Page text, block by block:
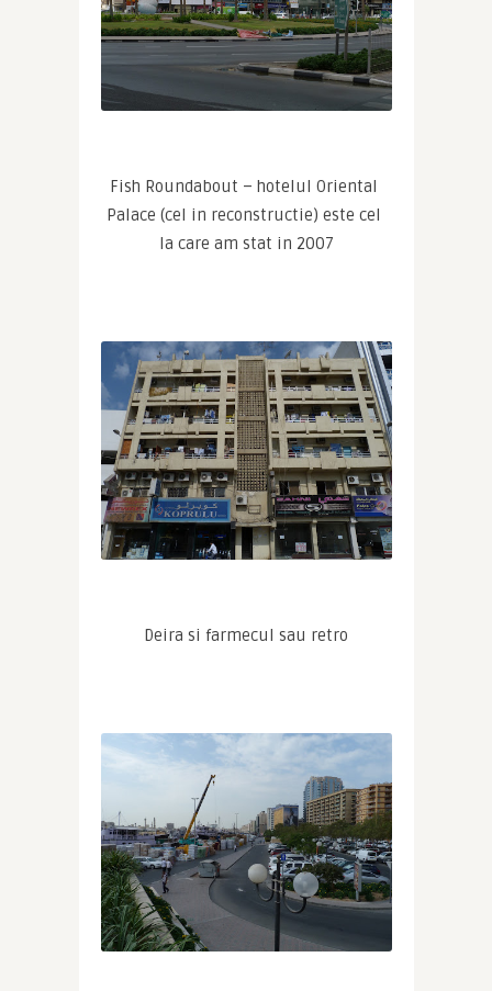
Fish Roundabout – hotelul Oriental
Palace (cel in reconstructie) este cel
la care am stat in 2007
Deira si farmecul sau retro